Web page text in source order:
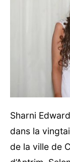
Sharni
dans la
de la ville de